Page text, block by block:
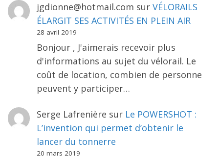
jgdionne@hotmail.com sur VÉLORAILS
ÉLARGIT SES ACTIVITÉS EN PLEIN AIR
28 avril 2019
Bonjour , J'aimerais recevoir plus
d'informations au sujet du vélorail. Le
coût de location, combien de personne
peuvent y participer…
Serge Lafrenière sur Le POWERSHOT :
L’invention qui permet d’obtenir le
lancer du tonnerre
20 mars 2019